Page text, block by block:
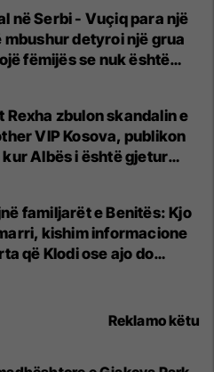
në Serbi - Vuçiq para një
mbushur detyroi një grua
fëmijës se nuk është
Rexha zbulon skandalin e
VIP Kosova, publikon
Albës i është gjetur
në shtëpi
familjarët e Benitës: Kjo
kishim informacione
që Klodi ose ajo do
për Hygertën
Reklamo këtu